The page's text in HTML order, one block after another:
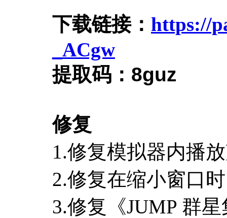
下载链接： https://
_ACgw
提取码： 8guz
修复
1.修复模拟器内播
2.修复在缩小窗口
3.修复《JUMP 群